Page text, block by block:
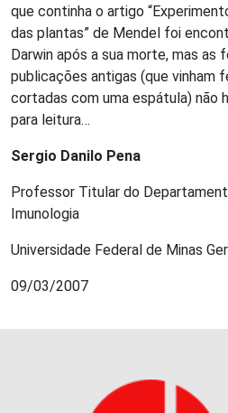
que continha o artigo
das plantas” de Mendel foi
Darwin após a sua morte, mas as
publicações antigas (que vinham
cortadas com uma espátula) não
para leitura…
Sergio Danilo Pena
Professor Titular do
Imunologia
Universidade Federal de Minas
09/03/2007